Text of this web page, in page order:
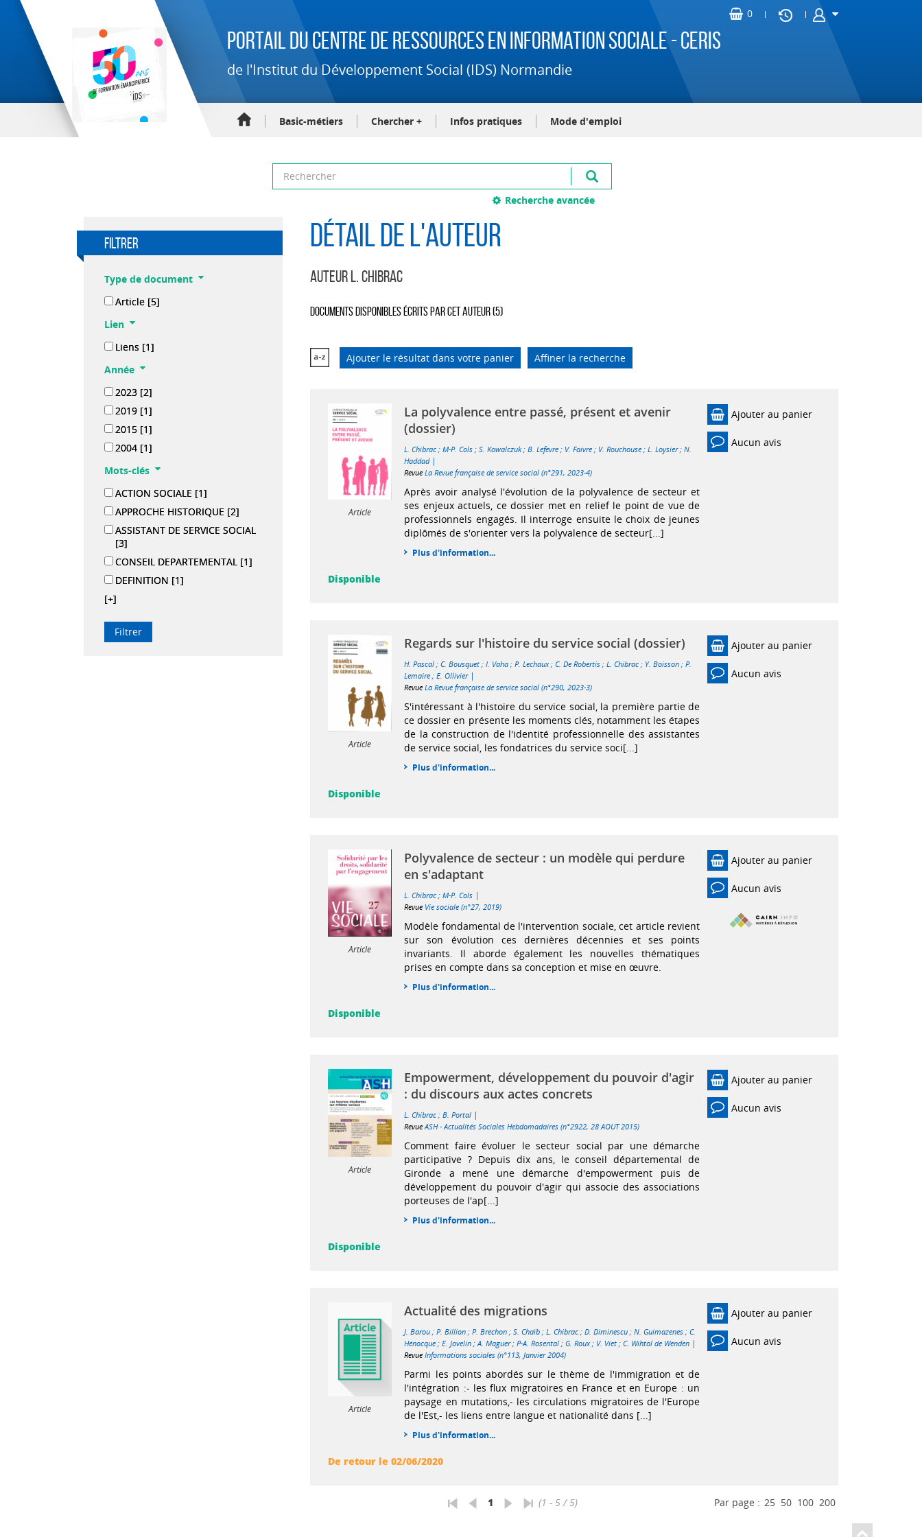
Portail du Centre de Ressources en Information Sociale - CERIS
de l'Institut du Développement Social (IDS) Normandie
Basic-métiers Chercher + Infos pratiques Mode d'emploi
Recherche avancée
filtrer
Type de document
Article [5]
Lien
Liens [1]
Année
2023 [2]
2019 [1]
2015 [1]
2004 [1]
Mots-clés
ACTION SOCIALE [1]
APPROCHE HISTORIQUE [2]
ASSISTANT DE SERVICE SOCIAL
[3]
CONSEIL DEPARTEMENTAL [1]
DEFINITION [1]
[+]
Détail de l'auteur
Auteur L. Chibrac
Documents disponibles écrits par cet auteur (5)
Ajouter le résultat dans votre panier Affiner la recherche
Article
La polyvalence entre passé, présent et avenir
(dossier)
L. Chibrac ;M-P. Cols ;S. Kowalczuk;B. Lefèvre ; V. Faivre ; V. Rouchouse ;L. Loysier;N.
Haddad |
RevueLa Revue française de service social (n°291, 2023-4)
Après avoir analysé l'évolution de la polyvalence de secteur et
ses enjeux actuels, ce dossier met en relief le point de vue de
professionnels engagés. Il interroge ensuite le choix de jeunes
diplômés de s'orienter vers la polyvalence de secteur[...]
Plus d'information...
Ajouter au panier
Aucun avis
Disponible
Article
Regards sur l'histoire du service social (dossier)
H. Pascal ;C. Bousquet ;I. Vaha ;P. Lechaux;C. De Robertis ;L. Chibrac ; Y. Boisson ;P.
Lemaire ;E. Ollivier |
RevueLa Revue française de service social (n°290, 2023-3)
S'intéressant à l'histoire du service social, la première partie de
ce dossier en présente les moments clés, notamment les étapes
de la construction de l'identité professionnelle des assistantes
de service social, les fondatrices du service soci[...]
Plus d'information...
Ajouter au panier
Aucun avis
Disponible
Article
Polyvalence de secteur : un modèle qui perdure
en s'adaptant
L. Chibrac ;M-P. Cols |
Revue Vie sociale (n°27, 2019)
Modèle fondamental de l'intervention sociale, cet article revient
sur son évolution ces dernières décennies et ses points
invariants. Il aborde également les nouvelles thématiques
prises en compte dans sa conception et mise en œuvre.
Plus d'information...
Ajouter au panier
Aucun avis
Disponible
Article
Empowerment, développement du pouvoir d'agir
: du discours aux actes concrets
L. Chibrac ;B. Portal |
RevueASH - Actualités Sociales Hebdomadaires (n°2922, 28 AOUT 2015)
Comment faire évoluer le secteur social par une démarche
participative ? Depuis dix ans, le conseil départemental de
Gironde a mené une démarche d'empowerment puis de
développement du pouvoir d'agir qui associe des associations
porteuses de l'ap[...]
Plus d'information...
Ajouter au panier
Aucun avis
Disponible
Article
Actualité des migrations
J. Barou ;P. Billion ;P. Brechon ;S. Chaïb ;L. Chibrac ;D. Diminescu ;N. Guimazenes ;C.
Hénocque ;E. Jovelin ;A. Maguer;P-A. Rosental ;G. Roux; V. Viet ;C. Wihtol de Wenden |
RevueInformations sociales (n°113, Janvier 2004)
Parmi les points abordés sur le thème de l'immigration et de
l'intégration :- les flux migratoires en France et en Europe : un
paysage en mutations,- les circulations migratoires de l'Europe
de l'Est,- les liens entre langue et nationalité dans [...]
Plus d'information...
Ajouter au panier
Aucun avis
De retour le 02/06/2020
1 (1 - 5 / 5) Par page : 25 50 100 200